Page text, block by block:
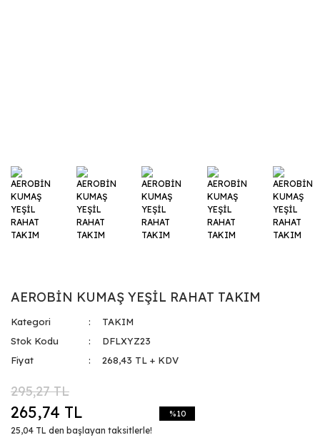
AEROBİN KUMAŞ YEŞİL RAHAT TAKIM
Kategori
TAKIM
Stok Kodu
DFLXYZ23
Fiyat
268,43 TL + KDV
295,27 TL
265,74 TL
25,04 TL den başlayan taksitlerle!
%10